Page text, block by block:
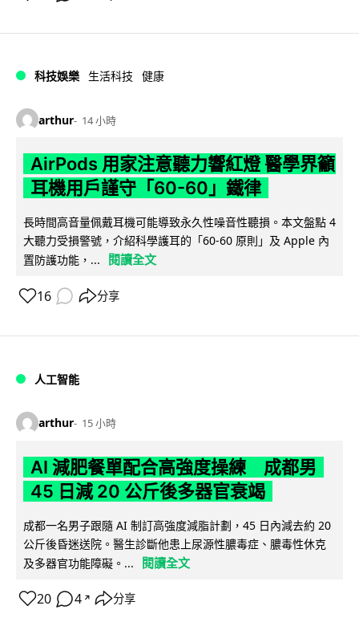
科技娛樂 生活科技 健康
arthur 14 小時
AirPods 用家注意聽力響紅燈 醫學界籲
耳機用戶謹守「60-60」鐵律
長時間高音量佩戴耳機可能導致永久性噪音性聽損。本文盤點 4
大聽力受損警號，介紹科學護耳的「60-60 原則」及 Apple 內
置防護功能，...
閱讀全文
16 分享
人工智能
arthur 15 小時
AI 減肥餐單配合高強度操練 成都男
45 日減 20 公斤後多器官衰竭
成都一名男子跟隨 AI 制訂高強度減脂計劃，45 日內減去約 20
公斤後昏迷送院。醫生診斷他患上尿源性膿毒症、膿毒性休克
及多器官功能障礙。...
閱讀全文
20 4 ↗ 分享